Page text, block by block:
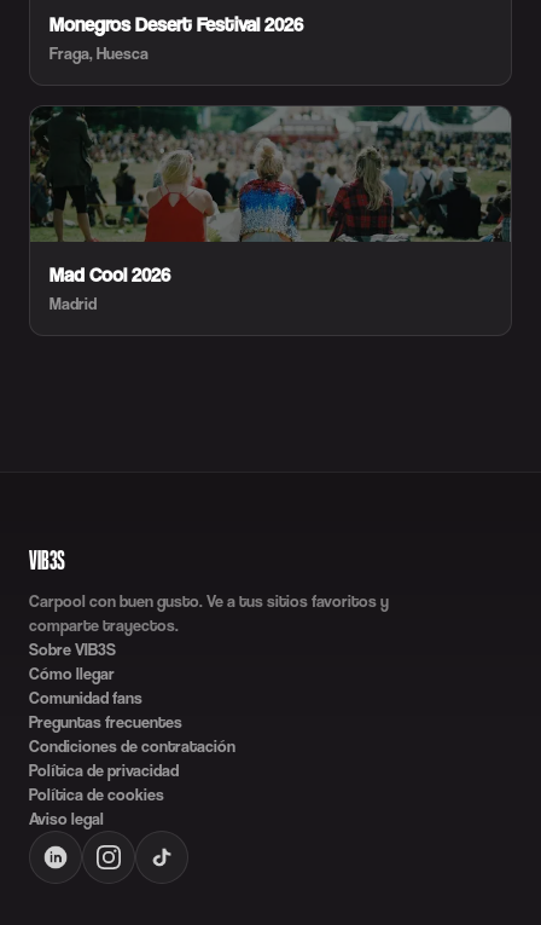
Monegros Desert Festival 2026
Fraga, Huesca
Mad Cool 2026
Madrid
VIB3S
Carpool con buen gusto. Ve a tus sitios favoritos y
comparte trayectos.
Sobre VIB3S
Cómo llegar
Comunidad fans
Preguntas frecuentes
Condiciones de contratación
Política de privacidad
Política de cookies
Aviso legal